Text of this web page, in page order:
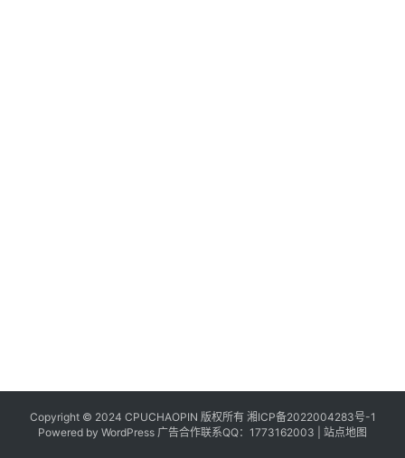
Copyright © 2024 CPUCHAOPIN 版权所有 湘ICP备2022004283号-1
Powered by WordPress 广告合作联系QQ：1773162003 | 站点地图